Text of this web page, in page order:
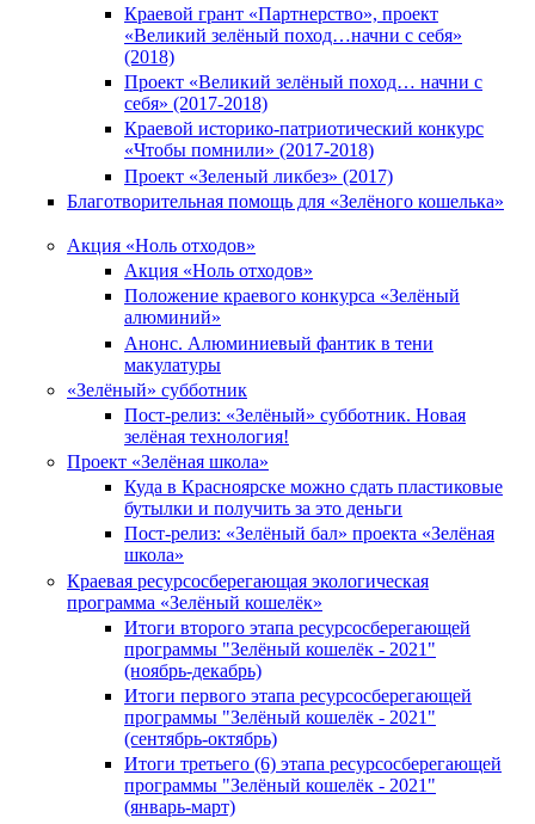
Краевой грант «Партнерство», проект
«Великий зелёный поход…начни с себя»
(2018)
Проект «Великий зелёный поход… начни с
себя» (2017-2018)
Краевой историко-патриотический конкурс
«Чтобы помнили» (2017-2018)
Проект «Зеленый ликбез» (2017)
Благотворительная помощь для «Зелёного кошелька»
Акция «Ноль отходов»
Акция «Ноль отходов»
Положение краевого конкурса «Зелёный
алюминий»
Анонс. Алюминиевый фантик в тени
макулатуры
«Зелёный» субботник
Пост-релиз: «Зелёный» субботник. Новая
зелёная технология!
Проект «Зелёная школа»
Куда в Красноярске можно сдать пластиковые
бутылки и получить за это деньги
Пост-релиз: «Зелёный бал» проекта «Зелёная
школа»
Краевая ресурсосберегающая экологическая
программа «Зелёный кошелёк»
Итоги второго этапа ресурсосберегающей
программы "Зелёный кошелёк - 2021"
(ноябрь-декабрь)
Итоги первого этапа ресурсосберегающей
программы "Зелёный кошелёк - 2021"
(сентябрь-октябрь)
Итоги третьего (6) этапа ресурсосберегающей
программы "Зелёный кошелёк - 2021"
(январь-март)